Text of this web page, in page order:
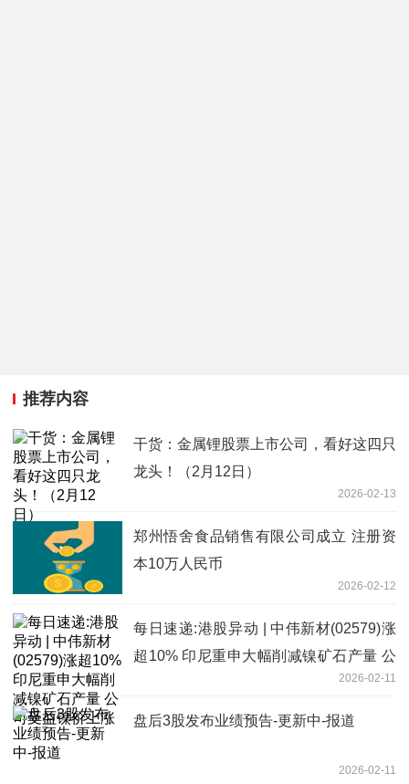
推荐内容
干货：金属锂股票上市公司，看好这四只
龙头！（2月12日）
2026-02-13
郑州悟舍食品销售有限公司成立 注册资
本10万人民币
2026-02-12
每日速递:港股异动 | 中伟新材(02579)涨
超10% 印尼重申大幅削减镍矿石产量 公
2026-02-11
盘后3股发布业绩预告-更新中-报道
2026-02-11